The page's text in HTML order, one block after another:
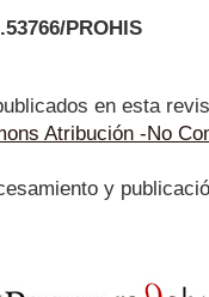
PROHIS
en esta
Atribución -No
y